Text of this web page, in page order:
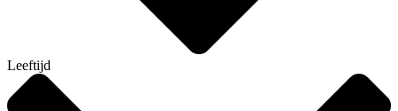
Leeftijd